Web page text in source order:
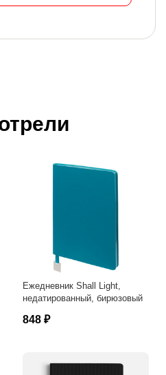
Ежедневник Shall Light,
недатированный, бирюзовый
848 ₽